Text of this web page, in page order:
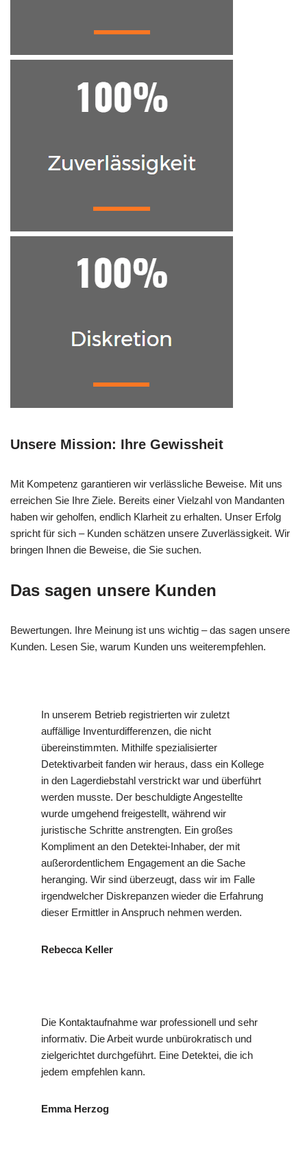
Unsere Mission: Ihre Gewissheit
Mit Kompetenz garantieren wir verlässliche Beweise. Mit uns
erreichen Sie Ihre Ziele. Bereits einer Vielzahl von Mandanten
haben wir geholfen, endlich Klarheit zu erhalten. Unser Erfolg
spricht für sich – Kunden schätzen unsere Zuverlässigkeit. Wir
bringen Ihnen die Beweise, die Sie suchen.
Das sagen unsere Kunden
Bewertungen. Ihre Meinung ist uns wichtig – das sagen unsere
Kunden. Lesen Sie, warum Kunden uns weiterempfehlen.
In unserem Betrieb registrierten wir zuletzt
auffällige Inventurdifferenzen, die nicht
übereinstimmten. Mithilfe spezialisierter
Detektivarbeit fanden wir heraus, dass ein Kollege
in den Lagerdiebstahl verstrickt war und überführt
werden musste. Der beschuldigte Angestellte
wurde umgehend freigestellt, während wir
juristische Schritte anstrengten. Ein großes
Kompliment an den Detektei-Inhaber, der mit
außerordentlichem Engagement an die Sache
heranging. Wir sind überzeugt, dass wir im Falle
irgendwelcher Diskrepanzen wieder die Erfahrung
dieser Ermittler in Anspruch nehmen werden.
Rebecca Keller
Die Kontaktaufnahme war professionell und sehr
informativ. Die Arbeit wurde unbürokratisch und
zielgerichtet durchgeführt. Eine Detektei, die ich
jedem empfehlen kann.
Emma Herzog